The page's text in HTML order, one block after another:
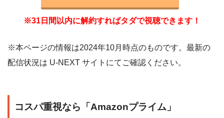
※31日間以内に解約すればタダで視聴できます！
※本ページの情報は2024年10月時点のものです。最新の
配信状況は U-NEXT サイトにてご確認ください。
コスパ重視なら「Amazonプライム」